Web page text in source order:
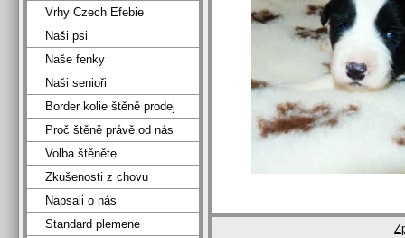
Vrhy Czech Efebie
Naši psi
Naše fenky
Naši senioři
Border kolie štěně prodej
Proč štěně právě od nás
Volba štěněte
Zkušenosti z chovu
Napsali o nás
Standard plemene